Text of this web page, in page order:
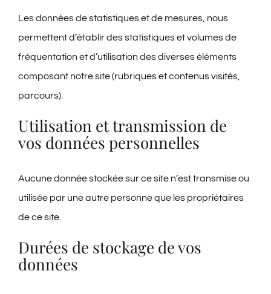
Les données de statistiques et de mesures, nous
permettent d’établir des statistiques et volumes de
fréquentation et d’utilisation des diverses éléments
composant notre site (rubriques et contenus visités,
parcours).
Utilisation et transmission de
vos données personnelles
Aucune donnée stockée sur ce site n’est transmise ou
utilisée par une autre personne que les propriétaires
de ce site.
Durées de stockage de vos
données